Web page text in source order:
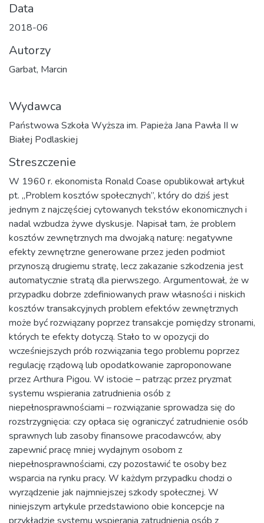
Data
2018-06
Autorzy
Garbat, Marcin
Wydawca
Państwowa Szkoła Wyższa im. Papieża Jana Pawła II w
Białej Podlaskiej
Streszczenie
W 1960 r. ekonomista Ronald Coase opublikował artykuł
pt. „Problem kosztów społecznych”, który do dziś jest
jednym z najczęściej cytowanych tekstów ekonomicznych i
nadal wzbudza żywe dyskusje. Napisał tam, że problem
kosztów zewnętrznych ma dwojaką naturę: negatywne
efekty zewnętrzne generowane przez jeden podmiot
przynoszą drugiemu stratę, lecz zakazanie szkodzenia jest
automatycznie stratą dla pierwszego. Argumentował, że w
przypadku dobrze zdefiniowanych praw własności i niskich
kosztów transakcyjnych problem efektów zewnętrznych
może być rozwiązany poprzez transakcje pomiędzy stronami,
których te efekty dotyczą. Stało to w opozycji do
wcześniejszych prób rozwiązania tego problemu poprzez
regulację rządową lub opodatkowanie zaproponowane
przez Arthura Pigou. W istocie – patrząc przez pryzmat
systemu wspierania zatrudnienia osób z
niepełnosprawnościami – rozwiązanie sprowadza się do
rozstrzygnięcia: czy opłaca się ograniczyć zatrudnienie osób
sprawnych lub zasoby finansowe pracodawców, aby
zapewnić pracę mniej wydajnym osobom z
niepełnosprawnościami, czy pozostawić te osoby bez
wsparcia na rynku pracy. W każdym przypadku chodzi o
wyrządzenie jak najmniejszej szkody społecznej. W
niniejszym artykule przedstawiono obie koncepcje na